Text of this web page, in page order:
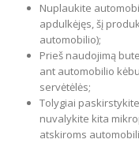
Nuplaukite
apdulkėjęs, šį
automobilio);
Prieš naudojimą
ant automobilio
servėtėlės;
Tolygiai
nuvalykite kita
atskiroms